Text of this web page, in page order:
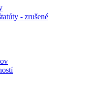
- zrušené